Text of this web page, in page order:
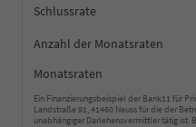
Schlussrate
Anzahl der Monatsraten
Monatsraten
Ein Finanzierungsbeispiel der Bank11 für
Landstraße 91, 41460 Neuss für die der
unabhängiger Darlehensvermittler tätig ist.